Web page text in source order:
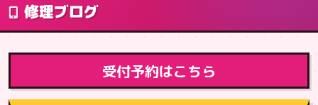
修理ブログ
受付予約はこちら